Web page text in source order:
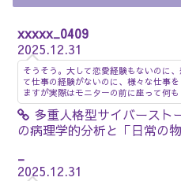
xxxxx_0409
2025.12.31
そうそう。大して恋愛経験もないのに
て仕事の経験がないのに、様々な仕事
ますが実際はモニターの前に座って何も
多重人格型サイバースト
の病理学的分析と「日常の
_
2025.12.31